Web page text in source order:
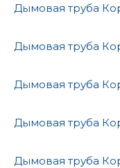
Дымовая труба
Дымовая труба
Дымовая труба
Дымовая труба
Дымовая труба